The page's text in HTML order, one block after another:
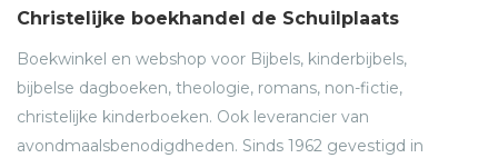
Christelijke boekhandel de Schuilplaats
Boekwinkel en webshop voor Bijbels, kinderbijbels,
bijbelse dagboeken, theologie, romans, non-fictie,
christelijke kinderboeken. Ook leverancier van
avondmaalsbenodigdheden. Sinds 1962 gevestigd in